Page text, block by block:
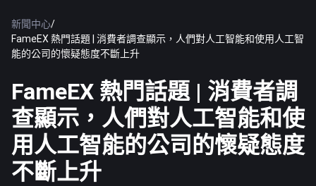
新聞中心/
FameEX 熱門話題 | 消費者調查顯示，人們對人工智能和使用人工智
能的公司的懷疑態度不斷上升
FameEX 熱門話題 | 消費者調
查顯示，人們對人工智能和使
用人工智能的公司的懷疑態度
不斷上升